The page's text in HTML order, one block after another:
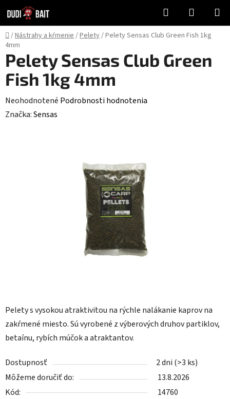
na
obsah
Hľadať
KOŠÍK
Domov
/Nástrahy a kŕmenie/Pelety/Pelety Sensas Club Green Fish 1kg
4mm
Pelety s vysokou atraktivitou na rýchle nalákanie kaprov na
zakŕmené miesto. Sú vyrobené z výberových druhov partiklov,
betaínu, rybích múčok a atraktantov.
Dostupnosť 2 dni (>3 ks)
Môžeme doručiť do:
13.8.2026
Kód:
14760
Pelety Sensas Club Green
Fish 1kg 4mm
Priemerné
hodnotenie
Neohodnotené Podrobnosti hodnotenia
Značka:Sensas